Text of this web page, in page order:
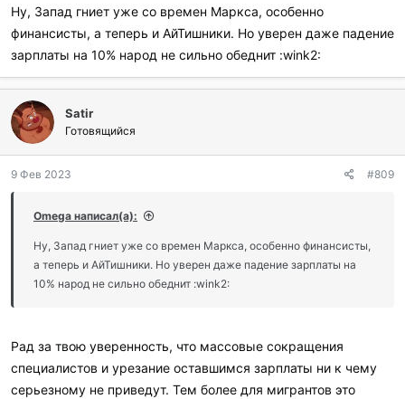
Ну, Запад гниет уже со времен Маркса, особенно
финансисты, а теперь и АйТишники. Но уверен даже падение
зарплаты на 10% народ не сильно обеднит :wink2:
Satir
Готовящийся
9 Фев 2023 #809
Omega написал(а):
Ну, Запад гниет уже со времен Маркса, особенно финансисты,
а теперь и АйТишники. Но уверен даже падение зарплаты на
10% народ не сильно обеднит :wink2:
Рад за твою уверенность, что массовые сокращения
специалистов и урезание оставшимся зарплаты ни к чему
серьезному не приведут. Тем более для мигрантов это